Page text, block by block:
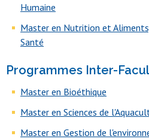
Humaine
Master en Nutrition et
Santé
Programmes Inter-
Master en Bioéthique
Master en Sciences de
Master en Gestion de